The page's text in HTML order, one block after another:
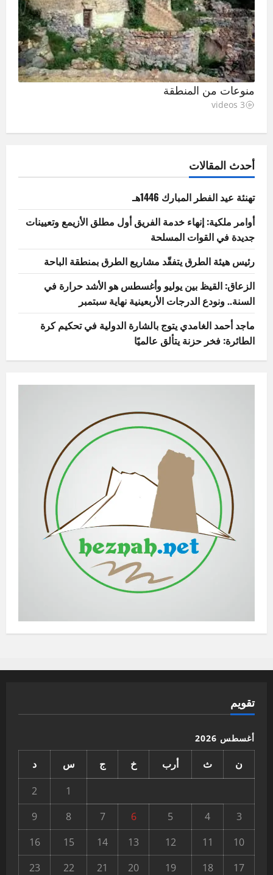
منوعات من المنطقة
3 videos
أحدث المقالات
تهنئة عيد الفطر المبارك 1446هـ
أوامر ملكية: إنهاء خدمة الفريق أول مطلق الأزيمع وتعيينات
جديدة في القوات المسلحة
رئيس هيئة الطرق يتفقّد مشاريع الطرق بمنطقة الباحة
الزعاق: القيظ بين يوليو وأغسطس هو الأشد حرارة في
السنة.. ونودع الدرجات الأربعينية نهاية سبتمبر
ماجد أحمد الغامدي يتوج بالشارة الدولية في تحكيم كرة
الطائرة: فخر حزنة يتألق عالميًا
تقويم
أغسطس 2026
ن ث أرب خ ج س
د
1
2
3
4
5
6
7
8
9
10
11
12
13
14
15
16
17
18
19
20
21
22
23